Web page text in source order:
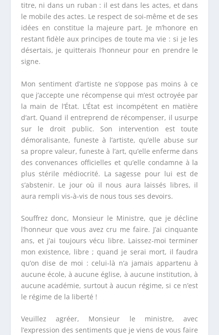
titre, ni dans un ruban : il est dans les actes, et dans
le mobile des actes. Le respect de soi-même et de ses
idées en constitue la majeure part. Je m’honore en
restant fidèle aux principes de toute ma vie : si je les
désertais, je quitterais l’honneur pour en prendre le
signe.
Mon sentiment d’artiste ne s’oppose pas moins à ce
que j’accepte une récompense qui m’est octroyée par
la main de l’État. L’État est incompétent en matière
d’art. Quand il entreprend de récompenser, il usurpe
sur le droit public. Son intervention est toute
démoralisante, funeste à l’artiste, qu’elle abuse sur
sa propre valeur, funeste à l’art, qu’elle enferme dans
des convenances officielles et qu’elle condamne à la
plus stérile médiocrité. La sagesse pour lui est de
s’abstenir. Le jour où il nous aura laissés libres, il
aura rempli vis-à-vis de nous tous ses devoirs.
Souffrez donc, Monsieur le Ministre, que je décline
l’honneur que vous avez cru me faire. J’ai cinquante
ans, et j’ai toujours vécu libre. Laissez-moi terminer
mon existence, libre ; quand je serai mort, il faudra
qu’on dise de moi : celui-là n’a jamais appartenu à
aucune école, à aucune église, à aucune institution, à
aucune académie, surtout à aucun régime, si ce n’est
le régime de la liberté !
Veuillez agréer, Monsieur le ministre, avec
l’expression des sentiments que je viens de vous faire